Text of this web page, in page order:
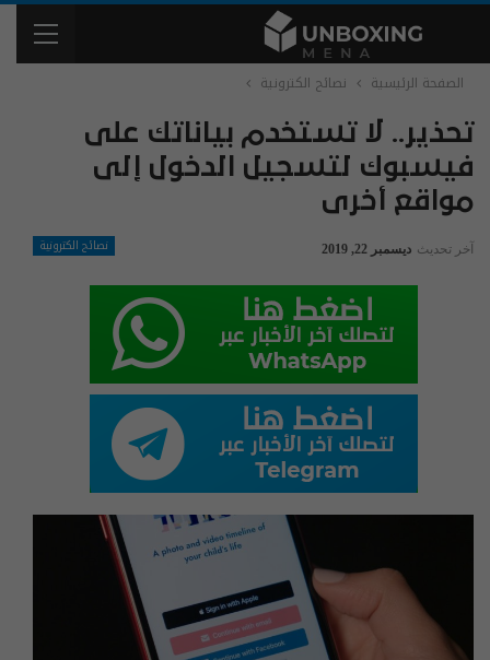
الصفحة الرئيسية نصائح الكترونية
تحذير.. لا تستخدم بياناتك على
فيسبوك لتسجيل الدخول إلى
مواقع أخرى
نصائح الكترونية آخر تحديث ديسمبر 22, 2019